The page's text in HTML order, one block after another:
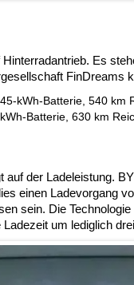
Es
FinDreams
kWh-Batterie, 540 km
Batterie, 630 km
der Ladeleistung.
einen Ladevorgang
sein. Die
um lediglich